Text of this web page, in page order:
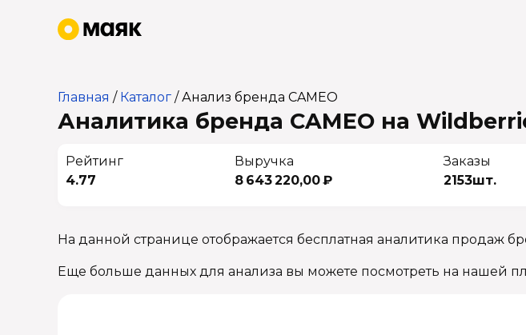
Главная / Каталог /Анализ бренда CAMEO
Аналитика бренда CAMEO на
Рейтинг
4.77
Выручка
8 643 220,00 ₽
Заказы
2153шт.
На данной странице отображается бесплатная аналитика продаж
Еще больше данных для анализа вы можете посмотреть на нашей